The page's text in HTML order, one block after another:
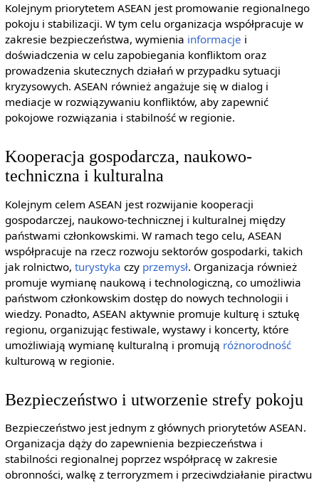
Kolejnym priorytetem ASEAN jest promowanie regionalnego
pokoju i stabilizacji. W tym celu organizacja współpracuje w
zakresie bezpieczeństwa, wymienia informacje i
doświadczenia w celu zapobiegania konfliktom oraz
prowadzenia skutecznych działań w przypadku sytuacji
kryzysowych. ASEAN również angażuje się w dialog i
mediacje w rozwiązywaniu konfliktów, aby zapewnić
pokojowe rozwiązania i stabilność w regionie.
Kooperacja gospodarcza, naukowo-
techniczna i kulturalna
Kolejnym celem ASEAN jest rozwijanie kooperacji
gospodarczej, naukowo-technicznej i kulturalnej między
państwami członkowskimi. W ramach tego celu, ASEAN
współpracuje na rzecz rozwoju sektorów gospodarki, takich
jak rolnictwo, turystyka czy przemysł. Organizacja również
promuje wymianę naukową i technologiczną, co umożliwia
państwom członkowskim dostęp do nowych technologii i
wiedzy. Ponadto, ASEAN aktywnie promuje kulturę i sztukę
regionu, organizując festiwale, wystawy i koncerty, które
umożliwiają wymianę kulturalną i promują różnorodność
kulturową w regionie.
Bezpieczeństwo i utworzenie strefy pokoju
Bezpieczeństwo jest jednym z głównych priorytetów ASEAN.
Organizacja dąży do zapewnienia bezpieczeństwa i
stabilności regionalnej poprzez współpracę w zakresie
obronności, walkę z terroryzmem i przeciwdziałanie piractwu